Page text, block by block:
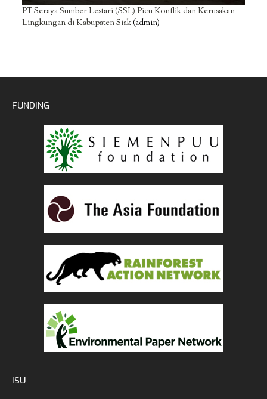
PT Seraya Sumber Lestari (SSL) Picu Konflik dan Kerusakan
Lingkungan di Kabupaten Siak(admin)
FUNDING
ISU